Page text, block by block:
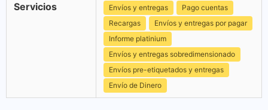
Servicios Envíos y entregas
Pago cuentas
Recargas
Envíos y entregas por pagar
Informe platinium
Envíos y entregas sobredimensionado
Envíos pre-etiquetados y entregas
Envío de Dinero